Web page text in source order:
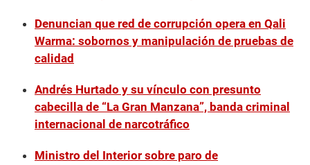
Denuncian que red de corrupción opera en Qali
Warma: sobornos y manipulación de pruebas de
calidad
Andrés Hurtado y su vínculo con presunto
cabecilla de “La Gran Manzana”, banda criminal
internacional de narcotráfico
Ministro del Interior sobre paro de